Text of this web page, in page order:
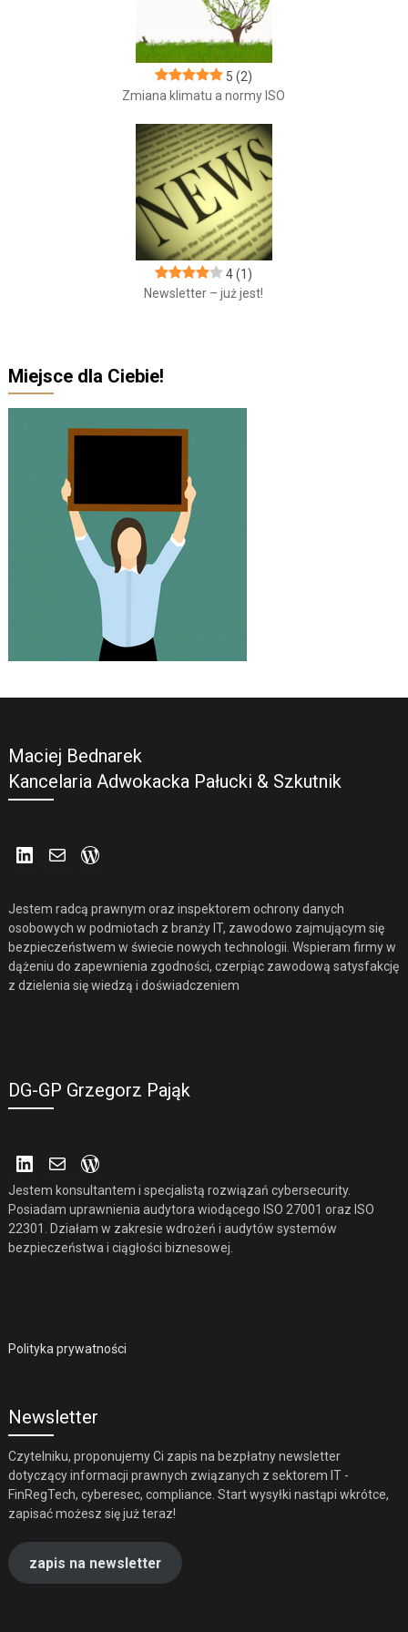
5 (2)
Zmiana klimatu a normy ISO
4 (1)
Newsletter – już jest!
Miejsce dla Ciebie!
Maciej Bednarek
Kancelaria Adwokacka Pałucki & Szkutnik
LinkedIn
Mail
Jestem radcą prawnym oraz inspektorem ochrony danych
osobowych w podmiotach z branży IT, zawodowo zajmującym się
bezpieczeństwem w świecie nowych technologii. Wspieram firmy w
dążeniu do zapewnienia zgodności, czerpiąc zawodową satysfakcję
z dzielenia się wiedzą i doświadczeniem
DG-GP Grzegorz Pająk
LinkedIn
Mail
Jestem konsultantem i specjalistą rozwiązań cybersecurity.
Posiadam uprawnienia audytora wiodącego ISO 27001 oraz ISO
22301. Działam w zakresie wdrożeń i audytów systemów
bezpieczeństwa i ciągłości biznesowej.
Polityka prywatności
Newsletter
Czytelniku, proponujemy Ci zapis na bezpłatny newsletter
dotyczący informacji prawnych związanych z sektorem IT -
FinRegTech, cyberesec, compliance. Start wysyłki nastąpi wkrótce,
zapisać możesz się już teraz!
zapis na newsletter